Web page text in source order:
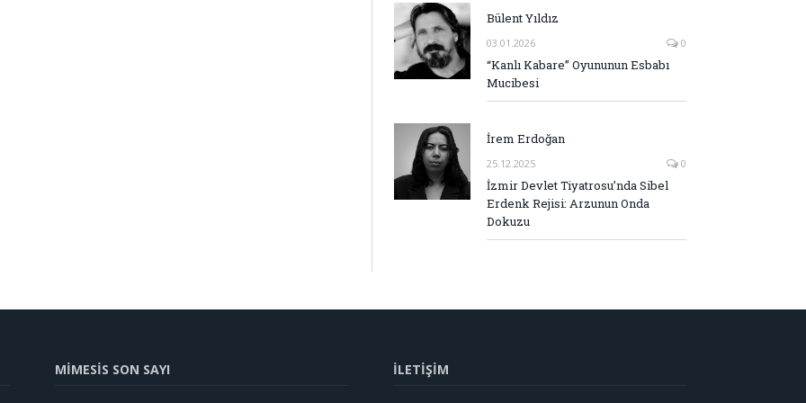
Bülent Yıldız
03.01.2026 0
“Kanlı Kabare” Oyununun Esbabı
Mucibesi
İrem Erdoğan
25.12.2025 0
İzmir Devlet Tiyatrosu’nda Sibel
Erdenk Rejisi: Arzunun Onda
Dokuzu
MİMESİS SON SAYI İLETİŞİM